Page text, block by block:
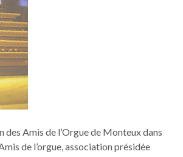
des Amis de l’Orgue de Monteux dans
de l’orgue, association présidée